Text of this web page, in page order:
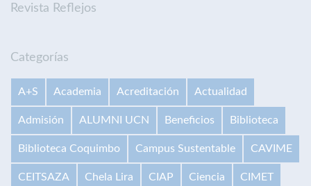
Revista Reflejos
Categorías
A+S Academia Acreditación Actualidad
Admisión ALUMNI UCN Beneficios Biblioteca
Biblioteca Coquimbo Campus Sustentable CAVIME
CEITSAZA Chela Lira CIAP Ciencia CIMET